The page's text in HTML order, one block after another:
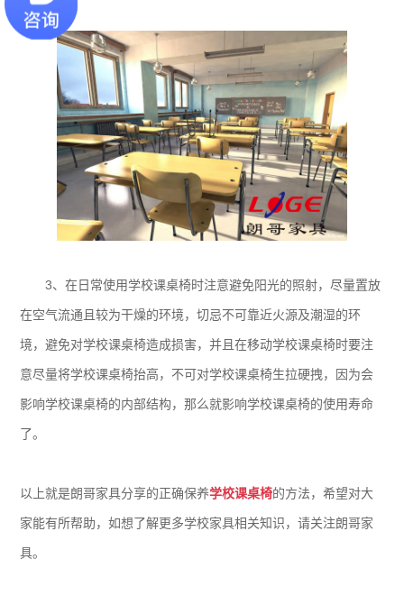
3、在日常使用学校课桌椅时注意避免阳光的照射，尽量置放
在空气流通且较为干燥的环境，切忌不可靠近火源及潮湿的环
境，避免对学校课桌椅造成损害，并且在移动学校课桌椅时要注
意尽量将学校课桌椅抬高，不可对学校课桌椅生拉硬拽，因为会
影响学校课桌椅的内部结构，那么就影响学校课桌椅的使用寿命
了。
以上就是朗哥家具分享的正确保养学校课桌椅的方法，希望对大
家能有所帮助，如想了解更多学校家具相关知识，请关注朗哥家
具。